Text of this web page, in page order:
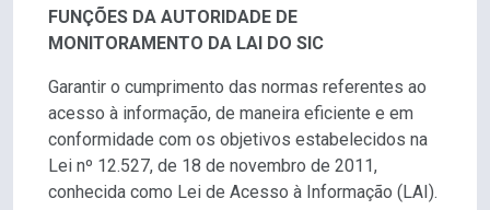
FUNÇÕES DA AUTORIDADE DE
MONITORAMENTO DA LAI DO SIC
Garantir o cumprimento das normas referentes ao
acesso à informação, de maneira eficiente e em
conformidade com os objetivos estabelecidos na
Lei nº 12.527, de 18 de novembro de 2011,
conhecida como Lei de Acesso à Informação (LAI).